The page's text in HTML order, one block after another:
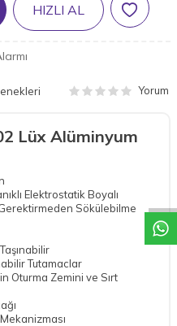
HIZLI AL
Yorum
Lüx Alüminyum
Elektrostatik Boyalı
Sökülebilme
Tutamaclar
Oturma Zemini ve Sırt